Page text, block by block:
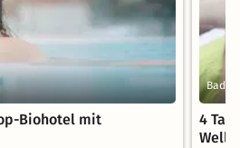
Biohotel mit
Bad
4